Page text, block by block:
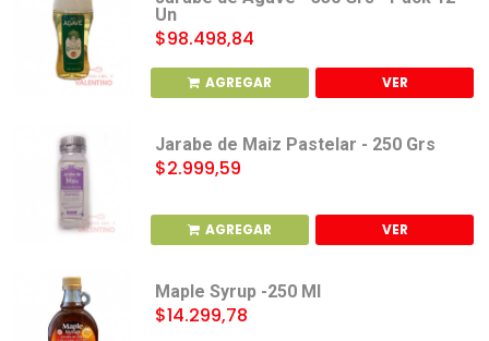
Un
$98.498,84
AGREGAR VER
Jarabe de Maiz Pastelar - 250 Grs
$2.999,59
AGREGAR VER
Maple Syrup -250 Ml
$14.299,78